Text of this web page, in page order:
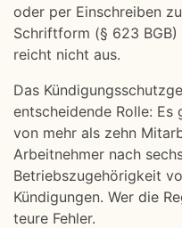
oder per Einschreiben
Schriftform (§ 623
reicht nicht aus.
Das
entscheidende Rolle:
von mehr als zehn
Arbeitnehmer nach
Betriebszugehörigkeit
Kündigungen. Wer die
teure Fehler.